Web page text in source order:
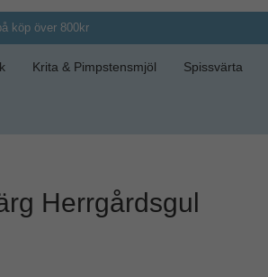
köp över 800kr
Krita & Pimpstensmjöl Spissvärta
Herrgårdsgul